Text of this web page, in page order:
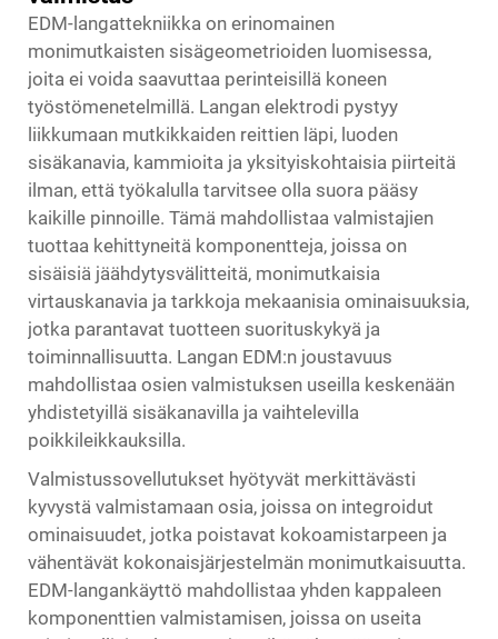
EDM-langattekniikka on erinomainen
monimutkaisten sisägeometrioiden luomisessa,
joita ei voida saavuttaa perinteisillä koneen
työstömenetelmillä. Langan elektrodi pystyy
liikkumaan mutkikkaiden reittien läpi, luoden
sisäkanavia, kammioita ja yksityiskohtaisia piirteitä
ilman, että työkalulla tarvitsee olla suora pääsy
kaikille pinnoille. Tämä mahdollistaa valmistajien
tuottaa kehittyneitä komponentteja, joissa on
sisäisiä jäähdytysvälitteitä, monimutkaisia
virtauskanavia ja tarkkoja mekaanisia ominaisuuksia,
jotka parantavat tuotteen suorituskykyä ja
toiminnallisuutta. Langan EDM:n joustavuus
mahdollistaa osien valmistuksen useilla keskenään
yhdistetyillä sisäkanavilla ja vaihtelevilla
poikkileikkauksilla.
Valmistussovellutukset hyötyvät merkittävästi
kyvystä valmistamaan osia, joissa on integroidut
ominaisuudet, jotka poistavat kokoamistarpeen ja
vähentävät kokonaisjärjestelmän monimutkaisuutta.
EDM-langankäyttö mahdollistaa yhden kappaleen
komponenttien valmistamisen, joissa on useita